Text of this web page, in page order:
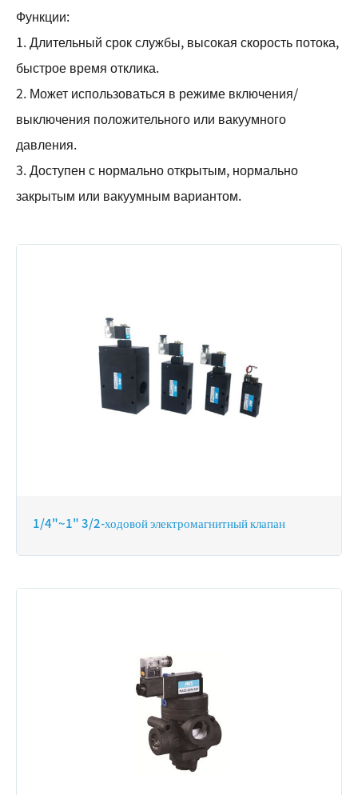
Функции:
1. Длительный срок службы, высокая скорость потока,
быстрое время отклика.
2. Может использоваться в режиме включения/
выключения положительного или вакуумного
давления.
3. Доступен с нормально открытым, нормально
закрытым или вакуумным вариантом.
1/4"~1" 3/2-ходовой электромагнитный клапан